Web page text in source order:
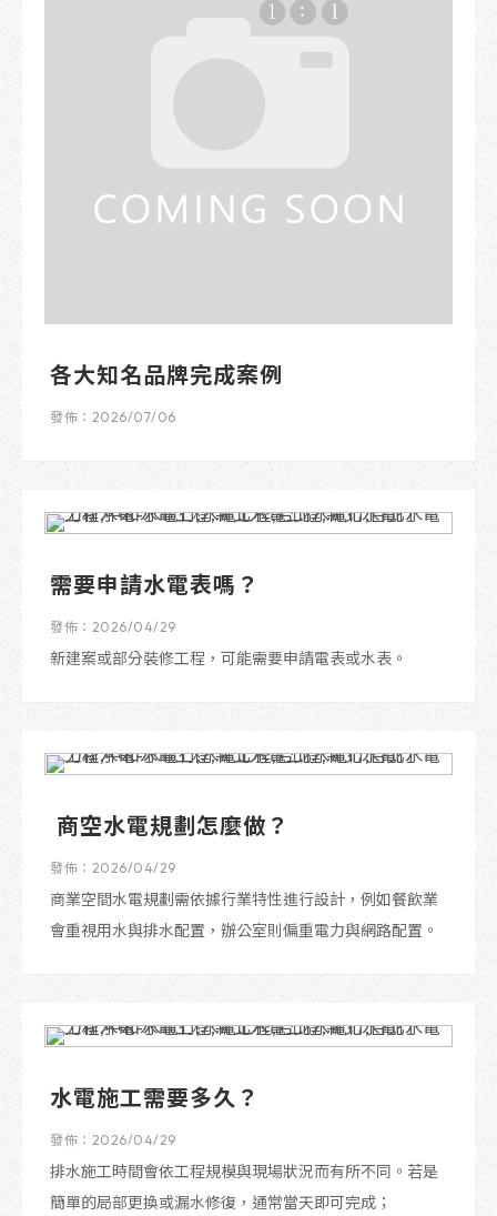
各大知名品牌完成案例
發佈：2026/07/06
需要申請水電表嗎？
發佈：2026/04/29
新建案或部分裝修工程，可能需要申請電表或水表。
商空水電規劃怎麼做？
發佈：2026/04/29
商業空間水電規劃需依據行業特性進行設計，例如餐飲業
會重視用水與排水配置，辦公室則偏重電力與網路配置。
水電施工需要多久？
發佈：2026/04/29
排水施工時間會依工程規模與現場狀況而有所不同。若是
簡單的局部更換或漏水修復，通常當天即可完成；